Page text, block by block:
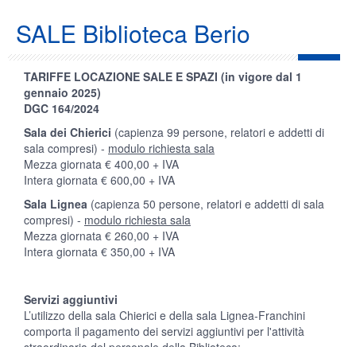
SALE Biblioteca Berio
TARIFFE LOCAZIONE SALE E SPAZI (in vigore dal 1
gennaio 2025)
DGC 164/2024
Sala dei Chierici (capienza 99 persone, relatori e addetti di
sala compresi) - modulo richiesta sala
Mezza giornata € 400,00 + IVA
Intera giornata € 600,00 + IVA
Sala Lignea (capienza 50 persone, relatori e addetti di sala
compresi) - modulo richiesta sala
Mezza giornata € 260,00 + IVA
Intera giornata € 350,00 + IVA
Servizi aggiuntivi
L’utilizzo della sala Chierici e della sala Lignea-Franchini
comporta il pagamento dei servizi aggiuntivi per l'attività